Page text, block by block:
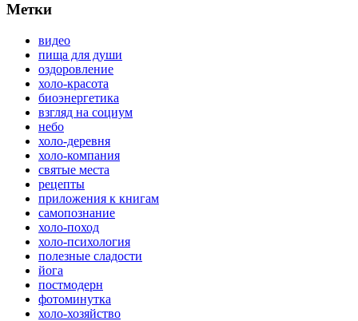
Метки
видео
пища для души
оздоровление
холо-красота
биоэнергетика
взгляд на социум
небо
холо-деревня
холо-компания
святые места
рецепты
приложения к книгам
самопознание
холо-поход
холо-психология
полезные сладости
йога
постмодерн
фотоминутка
холо-хозяйство